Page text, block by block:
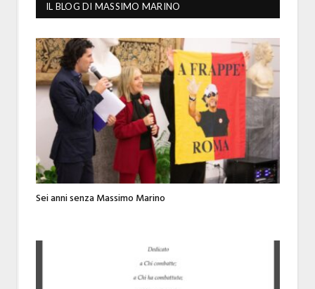
IL BLOG DI MASSIMO MARINO
Sei anni senza Massimo Marino